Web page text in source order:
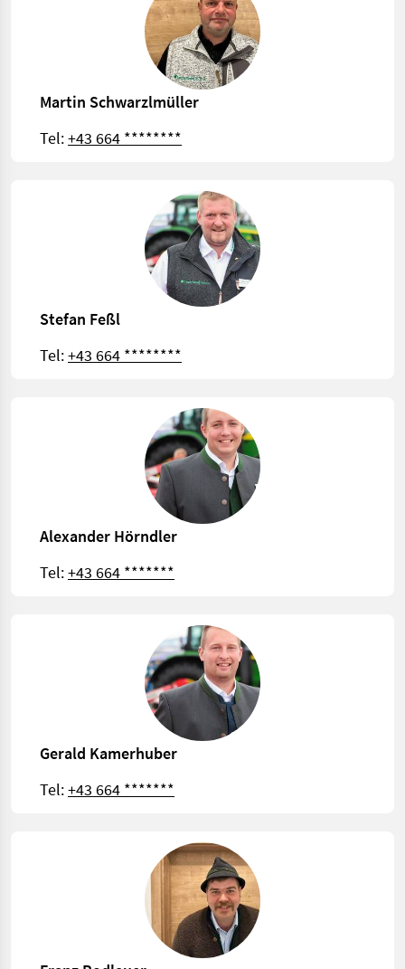
Martin Schwarzlmüller
Tel:+43 664 ********
Stefan Feßl
Tel:+43 664 ********
Alexander Hörndler
Tel:+43 664 *******
Gerald Kamerhuber
Tel:+43 664 *******